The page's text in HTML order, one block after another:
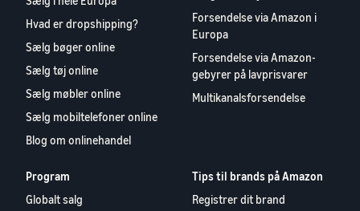
Hvad er dropshipping?
Sælg bøger online
Sælg tøj online
Sælg møbler online
Sælg mobiltelefoner online
Blog om onlinehandel
Forsendelse via Amazon i
Europa
Forsendelse via Amazon-
gebyrer på lavprisvarer
Multikanalsforsendelse
Program
Globalt salg
Tips til brands på Amazon
Registrer dit brand